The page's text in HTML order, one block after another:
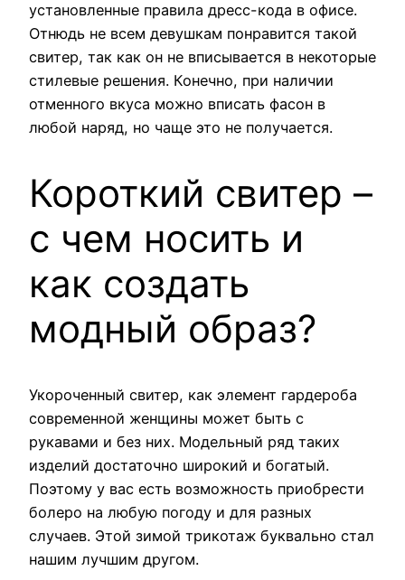
установленные правила дресс-кода в офисе.
Отнюдь не всем девушкам понравится такой
свитер, так как он не вписывается в некоторые
стилевые решения. Конечно, при наличии
отменного вкуса можно вписать фасон в
любой наряд, но чаще это не получается.
Короткий свитер –
с чем носить и
как создать
модный образ?
Укороченный свитер, как элемент гардероба
современной женщины может быть с
рукавами и без них. Модельный ряд таких
изделий достаточно широкий и богатый.
Поэтому у вас есть возможность приобрести
болеро на любую погоду и для разных
случаев. Этой зимой трикотаж буквально стал
нашим лучшим другом.